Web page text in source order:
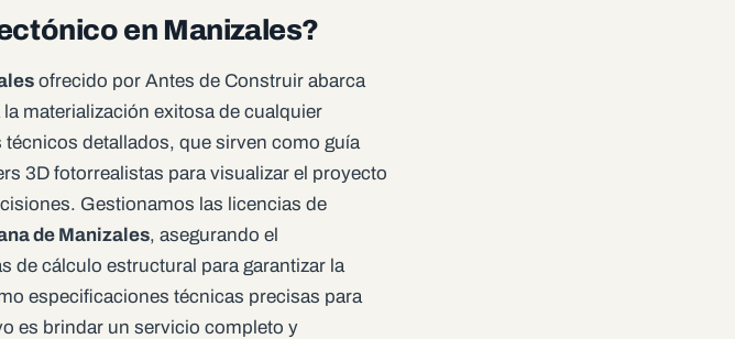
en Manizales?
ofrecido por Antes de Construir abarca
materialización exitosa de cualquier
detallados, que sirven como guía
3D fotorrealistas para visualizar el proyecto
Gestionamos las licencias de
de Manizales, asegurando el
cálculo estructural para garantizar la
especificaciones técnicas precisas para
es brindar un servicio completo y